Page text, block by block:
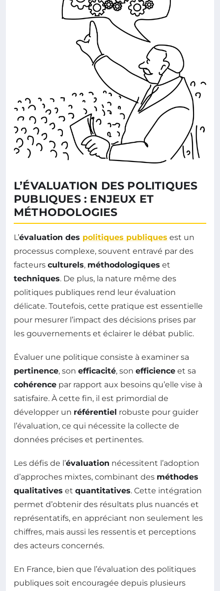
L’ÉVALUATION DES POLITIQUES
PUBLIQUES : ENJEUX ET
MÉTHODOLOGIES
L’évaluation des politiques publiques est un
processus complexe, souvent entravé par des
facteurs culturels, méthodologiques et
techniques. De plus, la nature même des
politiques publiques rend leur évaluation
délicate. Toutefois, cette pratique est essentielle
pour mesurer l’impact des décisions prises par
les gouvernements et éclairer le débat public.
Évaluer une politique consiste à examiner sa
pertinence, son efficacité, son efficience et sa
cohérence par rapport aux besoins qu’elle vise à
satisfaire. À cette fin, il est primordial de
développer un référentiel robuste pour guider
l’évaluation, ce qui nécessite la collecte de
données précises et pertinentes.
Les défis de l’évaluation nécessitent l’adoption
d’approches mixtes, combinant des méthodes
qualitatives et quantitatives. Cette intégration
permet d’obtenir des résultats plus nuancés et
représentatifs, en appréciant non seulement les
chiffres, mais aussi les ressentis et perceptions
des acteurs concernés.
En France, bien que l’évaluation des politiques
publiques soit encouragée depuis plusieurs